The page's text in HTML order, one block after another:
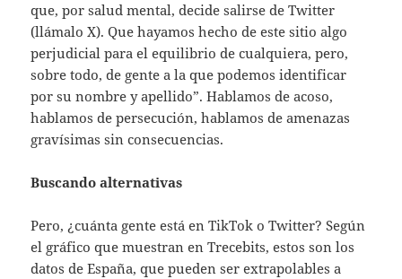
que, por salud mental, decide salirse de Twitter
(llámalo X). Que hayamos hecho de este sitio algo
perjudicial para el equilibrio de cualquiera, pero,
sobre todo, de gente a la que podemos identificar
por su nombre y apellido”. Hablamos de acoso,
hablamos de persecución, hablamos de amenazas
gravísimas sin consecuencias.
Buscando alternativas
Pero, ¿cuánta gente está en TikTok o Twitter? Según
el gráfico que muestran en Trecebits, estos son los
datos de España, que pueden ser extrapolables a